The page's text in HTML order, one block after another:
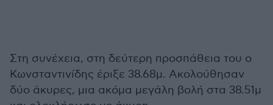
Στη συνέχεια, στη δεύτερη προσπάθεια του ο
Κωνσταντινίδης έριξε 38.68μ. Ακολούθησαν
δύο άκυρες, μια ακόμα μεγάλη βολή στα 38.51μ